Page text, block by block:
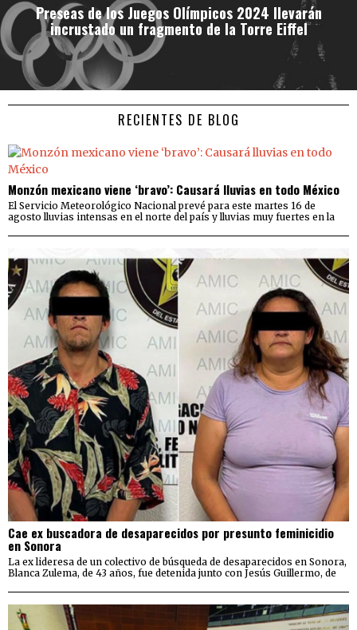
Preseas de los Juegos Olímpicos 2024 llevarán
incrustado un fragmento de la Torre Eiffel
RECIENTES DE BLOG
Monzón mexicano viene ‘bravo’: Causará lluvias en todo México
El Servicio Meteorológico Nacional prevé para este martes 16 de
agosto lluvias intensas en el norte del país y lluvias muy fuertes en la
Cae ex buscadora de desaparecidos por presunto feminicidio
en Sonora
La ex lideresa de un colectivo de búsqueda de desaparecidos en Sonora,
Blanca Zulema, de 43 años, fue detenida junto con Jesús Guillermo, de